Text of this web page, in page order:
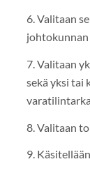
6. Valitaan
7. Valitaan
sekä yksi tai
8. Valitaan
9.